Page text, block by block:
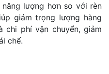
lượng hơn so với rèn
giảm trọng lượng hàng
chi phí vận chuyển, giảm
chế.